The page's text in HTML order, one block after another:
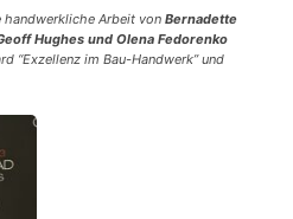
handwerkliche Arbeit von Bernadette
Hughes und Olena Fedorenko
“Exzellenz im Bau-Handwerk” und